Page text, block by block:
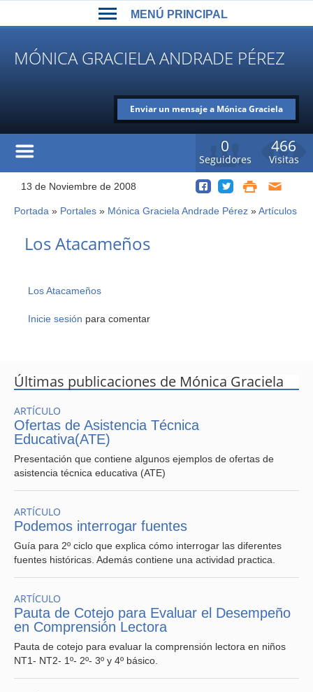
MÓNICA GRACIELA ANDRADE PÉREZ
Enviar un mensaje a Mónica Graciela
466
Visitas
0
Seguidores
13 de Noviembre de 2008
Usted
está
aquí
Portada » Portales » Mónica Graciela Andrade Pérez »Artículos
Los Atacameños
Los Atacameños
Inicie sesión para comentar
Últimas publicaciones de Mónica Graciela
ARTÍCULO
Ofertas de Asistencia Técnica
Educativa(ATE)
Presentación que contiene algunos ejemplos de ofertas de
asistencia técnica educativa (ATE)
ARTÍCULO
Podemos interrogar fuentes
Guía para 2º ciclo que explica cómo interrogar las diferentes
fuentes históricas. Además contiene una actividad practica.
ARTÍCULO
Pauta de Cotejo para Evaluar el Desempeño
en Comprensión Lectora
Pauta de cotejo para evaluar la comprensión lectora en niños
NT1- NT2- 1º- 2º- 3º y 4º básico.
MENÚ PRINCIPAL
MENÚ
PRINCIPAL